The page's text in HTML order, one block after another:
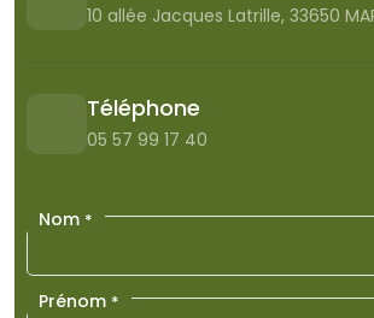
10 allée Jacques Latrille, 33650
Téléphone
05 57 99 17 40
Nom *
Prénom *